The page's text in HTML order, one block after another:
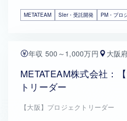
METATEAM SIer・受託開発 PM・プロ
年収 500～1,000万円 大阪
METATEAM株式会社：
トリーダー
【大阪】プロジェクトリーダー